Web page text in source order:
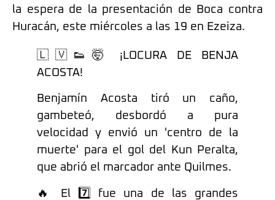
la espera de la presentación de Boca contra
Huracán, este miércoles a las 19 en Ezeiza.
🇱🇻👟🤯 ¡LOCURA DE BENJA
ACOSTA!
Benjamín Acosta tiró un caño,
gambeteó, desbordó a pura
velocidad y envió un 'centro de la
muerte' para el gol del Kun Peralta,
que abrió el marcador ante Quilmes.
🔥 El 7️⃣ fue una de las grandes